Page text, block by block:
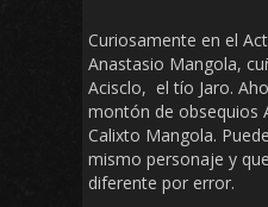
Curiosamente en el
Anastasio Mangola,
Acisclo, el tío Jaro.
montón de obsequios
Calixto Mangola.
mismo personaje y
diferente por error.